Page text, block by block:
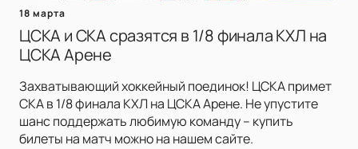
18 марта
ЦСКА и СКА сразятся в 1/8 финала КХЛ на
ЦСКА Арене
Захватывающий хоккейный поединок! ЦСКА примет
СКА в 1/8 финала КХЛ на ЦСКА Арене. Не упустите
шанс поддержать любимую команду – купить
билеты на матч можно на нашем сайте.